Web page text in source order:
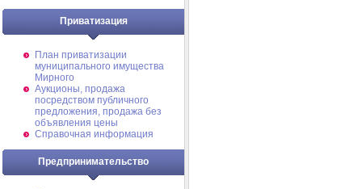
Приватизация
План приватизации
муниципального имущества
Мирного
Аукционы, продажа
посредством публичного
предложения, продажа без
объявления цены
Справочная информация
Предпринимательство